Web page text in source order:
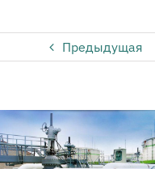
Предыдущая